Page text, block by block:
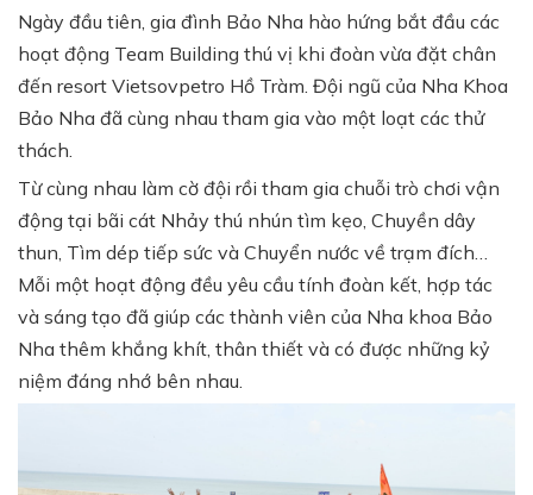
Ngày đầu tiên, gia đình Bảo Nha hào hứng bắt đầu các
hoạt động Team Building thú vị khi đoàn vừa đặt chân
đến resort Vietsovpetro Hồ Tràm. Đội ngũ của Nha Khoa
Bảo Nha đã cùng nhau tham gia vào một loạt các thử
thách.
Từ cùng nhau làm cờ đội rồi tham gia chuỗi trò chơi vận
động tại bãi cát Nhảy thú nhún tìm kẹo, Chuyền dây
thun, Tìm dép tiếp sức và Chuyển nước về trạm đích…
Mỗi một hoạt động đều yêu cầu tính đoàn kết, hợp tác
và sáng tạo đã giúp các thành viên của Nha khoa Bảo
Nha thêm khắng khít, thân thiết và có được những kỷ
niệm đáng nhớ bên nhau.